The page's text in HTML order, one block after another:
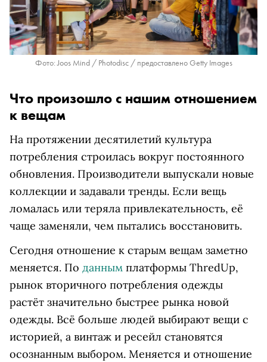
Фото: Joos Mind / Photodisc / предоставлено Getty Images
Что произошло с нашим отношением
к вещам
На протяжении десятилетий культура
потребления строилась вокруг постоянного
обновления. Производители выпускали новые
коллекции и задавали тренды. Если вещь
ломалась или теряла привлекательность, её
чаще заменяли, чем пытались восстановить.
Сегодня отношение к старым вещам заметно
меняется. По данным платформы ThredUp,
рынок вторичного потребления одежды
растёт значительно быстрее рынка новой
одежды. Всё больше людей выбирают вещи с
историей, а винтаж и ресейл становятся
осознанным выбором. Меняется и отношение